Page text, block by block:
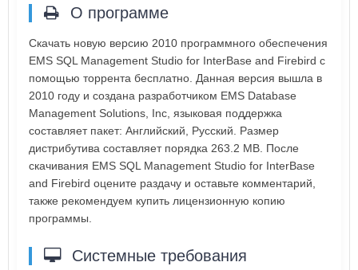
О программе
Скачать новую версию 2010 программного обеспечения
EMS SQL Management Studio for InterBase and Firebird с
помощью торрента бесплатно. Данная версия вышла в
2010 году и создана разработчиком EMS Database
Management Solutions, Inc, языковая поддержка
составляет пакет: Английский, Русский. Размер
дистрибутива составляет порядка 263.2 MB. После
скачивания EMS SQL Management Studio for InterBase
and Firebird оцените раздачу и оставьте комментарий,
также рекомендуем купить лицензионную копию
программы.
Системные требования